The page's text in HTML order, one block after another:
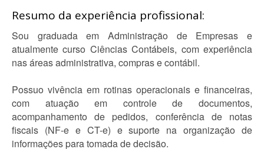
Resumo da experiência profissional:
Sou graduada em Administração de Empresas e
atualmente curso Ciências Contábeis, com experiência
nas áreas administrativa, compras e contábil.
Possuo vivência em rotinas operacionais e financeiras,
com atuação em controle de documentos,
acompanhamento de pedidos, conferência de notas
fiscais (NF-e e CT-e) e suporte na organização de
informações para tomada de decisão.